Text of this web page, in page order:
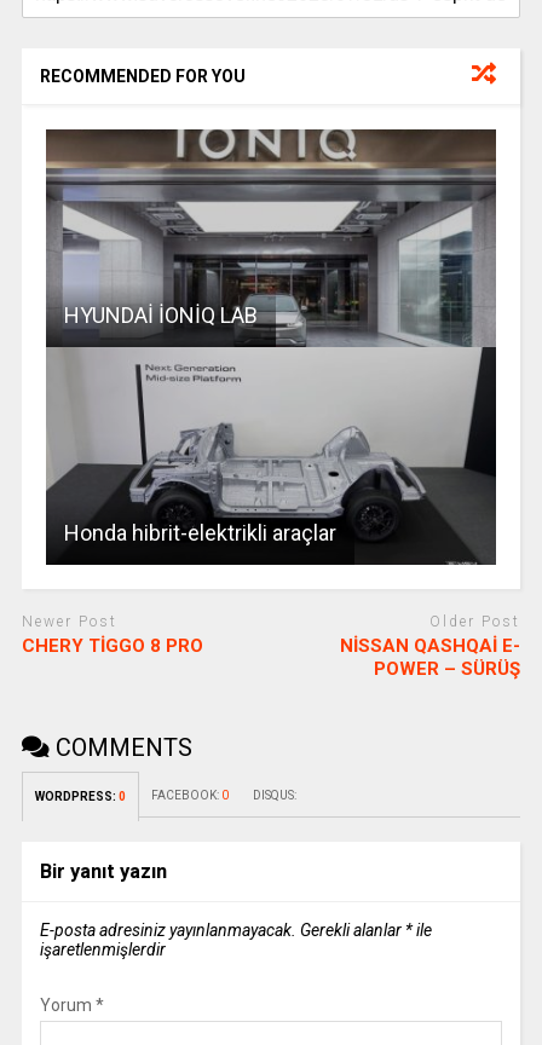
RECOMMENDED FOR YOU
HYUNDAİ İONİQ LAB
Honda hibrit-elektrikli araçlar
Newer Post
CHERY TİGGO 8 PRO
Older Post
NİSSAN QASHQAİ E-
POWER – SÜRÜŞ
COMMENTS
WORDPRESS: 0 FACEBOOK: 0 DISQUS:
Bir yanıt yazın
E-posta adresiniz yayınlanmayacak. Gerekli alanlar *ile
işaretlenmişlerdir
Yorum *